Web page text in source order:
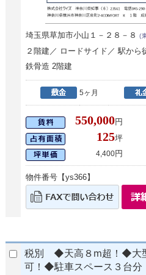
埼玉県草加市小山１－２８－８(
２階建／ ロードサイド／ 駅か
鉄骨造 2階建
5ヶ月
550,000円
125坪
4,400円
物件番号【ys366】
税別 ◆天高８m超！◆大
可！◆駐車スペース３台分